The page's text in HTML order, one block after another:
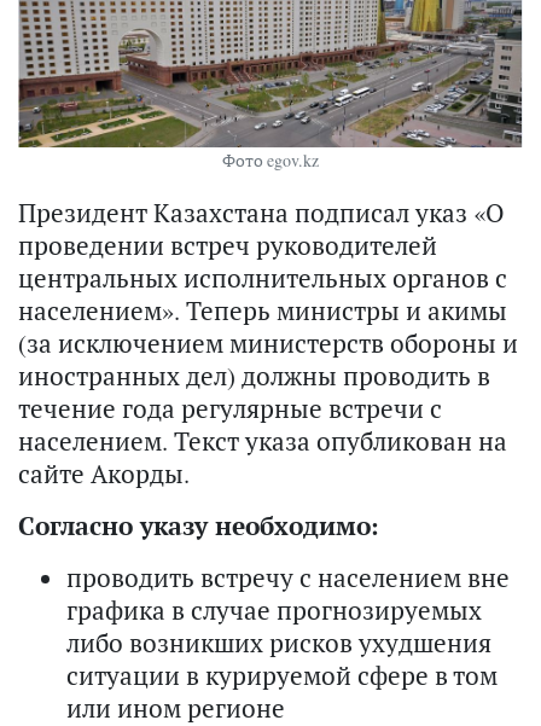
Фото egov.kz
Президент Казахстана подписал указ «О
проведении встреч руководителей
центральных исполнительных органов с
населением». Теперь министры и акимы
(за исключением министерств обороны и
иностранных дел) должны проводить в
течение года регулярные встречи с
населением. Текст указа опубликован на
сайте Акорды.
Согласно указу необходимо:
проводить встречу с населением вне
графика в случае прогнозируемых
либо возникших рисков ухудшения
ситуации в курируемой сфере в том
или ином регионе